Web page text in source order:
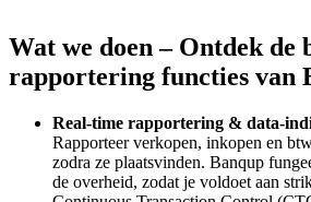
Wat we doen – Ontdek de
rapportering functies van
Real-time rapportering & data-
Rapporteer verkopen, inkopen en
zodra ze plaatsvinden. Banqup
de overheid, zodat je voldoet aan